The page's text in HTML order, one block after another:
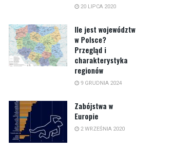
20 LIPCA 2020
Ile jest województw
w Polsce?
Przegląd i
charakterystyka
regionów
9 GRUDNIA 2024
Zabójstwa w
Europie
2 WRZEŚNIA 2020